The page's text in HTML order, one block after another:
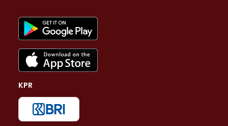
KPR